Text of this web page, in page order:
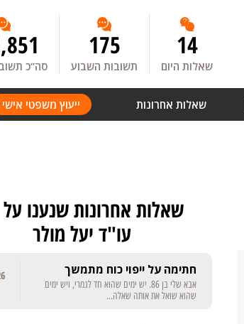
14
שאלות היום
175
תשובות השבוע סה”כ
שאלות אחרונות ייעוץ משפטי אישי
שאלות אחרונות שנענו על
עו"ד יעל מולר
חתימה על ייפוי כוח מתמשך
אבא שלי בן 86. יש ימים שהוא חד לגמרי, ויש ימים
שהוא שואל את אותה שאלה...